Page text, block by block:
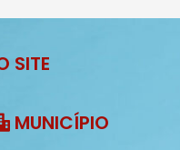
SITE
MUNICÍPIO